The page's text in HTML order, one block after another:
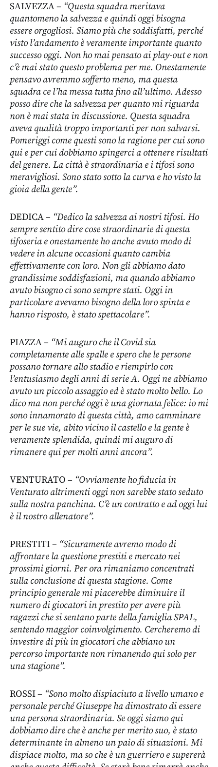
SALVEZZA – “Questa squadra meritava
quantomeno la salvezza e quindi oggi bisogna
essere orgogliosi. Siamo più che soddisfatti, perché
visto l’andamento è veramente importante quanto
successo oggi. Non ho mai pensato ai play-out e non
c’è mai stato questo problema per me. Onestamente
pensavo avremmo sofferto meno, ma questa
squadra ce l’ha messa tutta fino all’ultimo. Adesso
posso dire che la salvezza per quanto mi riguarda
non è mai stata in discussione. Questa squadra
aveva qualità troppo importanti per non salvarsi.
Pomeriggi come questi sono la ragione per cui sono
qui e per cui dobbiamo spingerci a ottenere risultati
del genere. La città è straordinaria e i tifosi sono
meravigliosi. Sono stato sotto la curva e ho visto la
gioia della gente”.
DEDICA – “Dedico la salvezza ai nostri tifosi. Ho
sempre sentito dire cose straordinarie di questa
tifoseria e onestamente ho anche avuto modo di
vedere in alcune occasioni quanto cambia
effettivamente con loro. Non gli abbiamo dato
grandissime soddisfazioni, ma quando abbiamo
avuto bisogno ci sono sempre stati. Oggi in
particolare avevamo bisogno della loro spinta e
hanno risposto, è stato spettacolare”.
PIAZZA – “Mi auguro che il Covid sia
completamente alle spalle e spero che le persone
possano tornare allo stadio e riempirlo con
l’entusiasmo degli anni di serie A. Oggi ne abbiamo
avuto un piccolo assaggio ed è stato molto bello. Lo
dico ma non perché oggi è una giornata felice: io mi
sono innamorato di questa città, amo camminare
per le sue vie, abito vicino il castello e la gente è
veramente splendida, quindi mi auguro di
rimanere qui per molti anni ancora”.
VENTURATO – “Ovviamente ho fiducia in
Venturato altrimenti oggi non sarebbe stato seduto
sulla nostra panchina. C’è un contratto e ad oggi lui
è il nostro allenatore”.
PRESTITI – “Sicuramente avremo modo di
affrontare la questione prestiti e mercato nei
prossimi giorni. Per ora rimaniamo concentrati
sulla conclusione di questa stagione. Come
principio generale mi piacerebbe diminuire il
numero di giocatori in prestito per avere più
ragazzi che si sentano parte della famiglia SPAL,
sentendo maggior coinvolgimento. Cercheremo di
investire di più in giocatori che abbiano un
percorso importante non rimanendo qui solo per
una stagione”.
ROSSI – “Sono molto dispiaciuto a livello umano e
personale perché Giuseppe ha dimostrato di essere
una persona straordinaria. Se oggi siamo qui
dobbiamo dire che è anche per merito suo, è stato
determinante in almeno un paio di situazioni. Mi
dispiace molto, ma so che è un guerriero e supererà